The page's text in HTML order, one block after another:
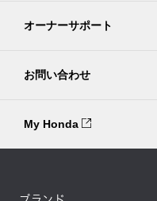
オーナーサポート
お問い合わせ
My Honda